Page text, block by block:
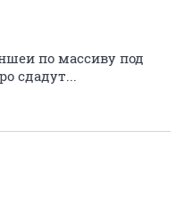
по массиву под
сдадут...